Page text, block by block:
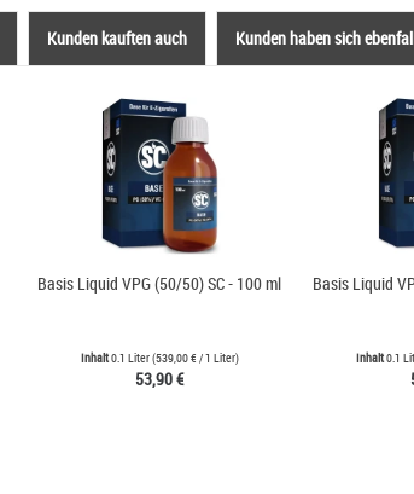
Kunden kauften auch Kunden haben sich
Basis Liquid VPG (50/50) SC - 100 ml
Inhalt0.1 Liter(539,00 € / 1 Liter)
53,90 €
Basis Liquid
Inhalt0.1